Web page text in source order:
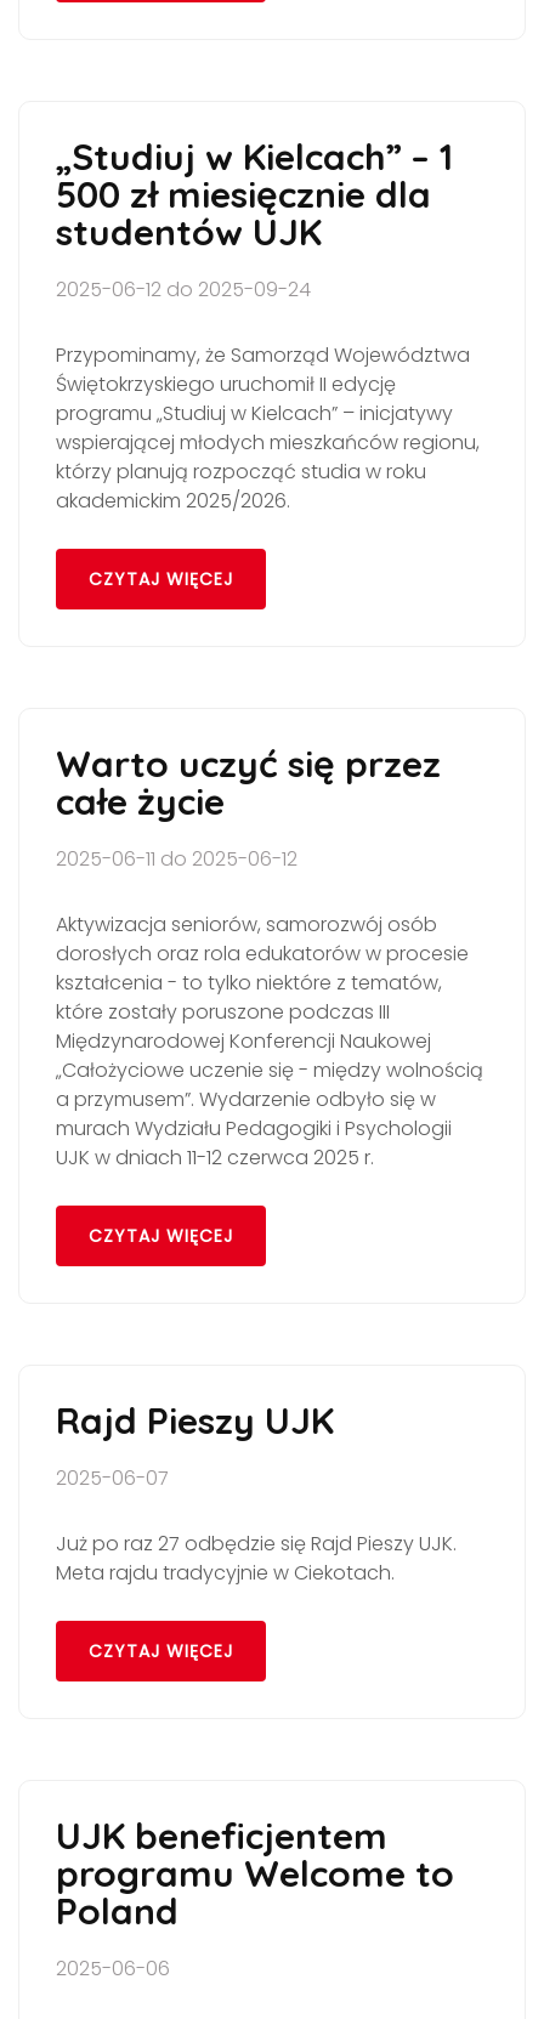
„Studiuj w Kielcach” – 1
500 zł miesięcznie dla
studentów UJK
2025-06-12 do 2025-09-24
Przypominamy, że Samorząd Województwa
Świętokrzyskiego uruchomił II edycję
programu „Studiuj w Kielcach” – inicjatywy
wspierającej młodych mieszkańców regionu,
którzy planują rozpocząć studia w roku
akademickim 2025/2026.
CZYTAJ WIĘCEJ
Warto uczyć się przez
całe życie
2025-06-11 do 2025-06-12
Aktywizacja seniorów, samorozwój osób
dorosłych oraz rola edukatorów w procesie
kształcenia - to tylko niektóre z tematów,
które zostały poruszone podczas III
Międzynarodowej Konferencji Naukowej
„Całożyciowe uczenie się - między wolnością
a przymusem”. Wydarzenie odbyło się w
murach Wydziału Pedagogiki i Psychologii
UJK w dniach 11-12 czerwca 2025 r.
CZYTAJ WIĘCEJ
Rajd Pieszy UJK
2025-06-07
Już po raz 27 odbędzie się Rajd Pieszy UJK.
Meta rajdu tradycyjnie w Ciekotach.
CZYTAJ WIĘCEJ
UJK beneficjentem
programu Welcome to
Poland
2025-06-06